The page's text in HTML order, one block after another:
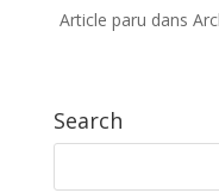
Article paru dans
Search